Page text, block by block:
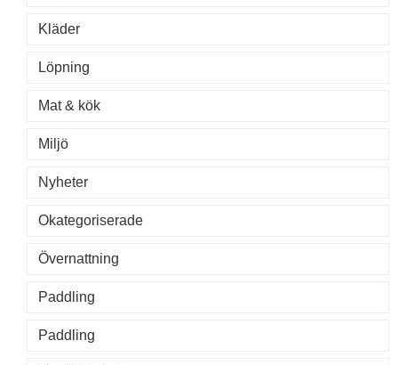
Kläder
Löpning
Mat & kök
Miljö
Nyheter
Okategoriserade
Övernattning
Paddling
Paddling